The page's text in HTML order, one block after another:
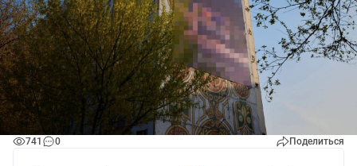
741 0 Поделиться